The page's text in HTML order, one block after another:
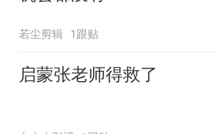
若尘剪辑 1跟贴
启蒙张老师得救了